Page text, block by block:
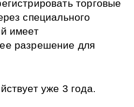
торговые
специального
имеет
разрешение для
уже 3 года.